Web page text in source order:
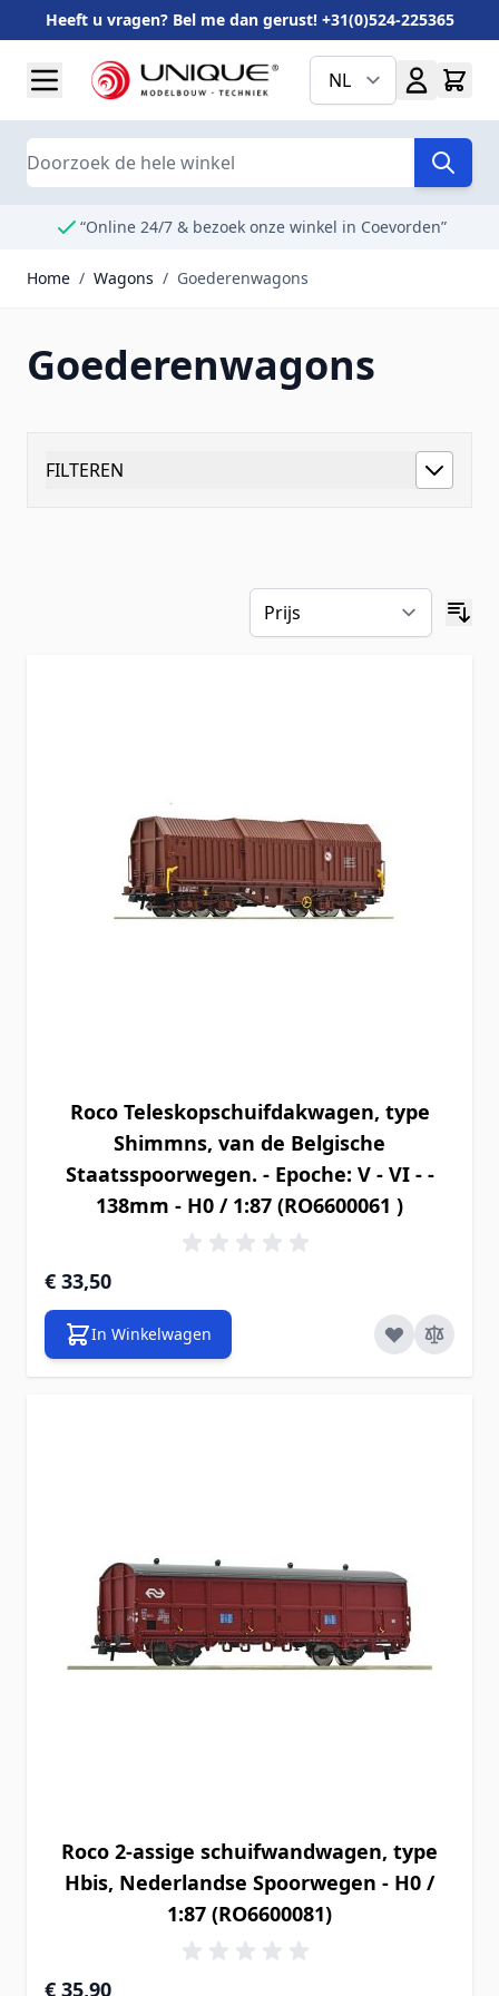
Heeft u vragen? Bel me dan gerust! +31(0)524-225365
NL
Search
“Online 24/7 & bezoek onze winkel in Coevorden”
Home / Wagons / Goederenwagons
Goederenwagons
FILTEREN
Roco Teleskopschuifdakwagen, type
Shimmns, van de Belgische
Staatsspoorwegen. - Epoche: V - VI - -
138mm - H0 / 1:87 (RO6600061 )
€ 33,50
In Winkelwagen
Roco 2-assige schuifwandwagen, type
Hbis, Nederlandse Spoorwegen - H0 /
1:87 (RO6600081)
€ 35,90